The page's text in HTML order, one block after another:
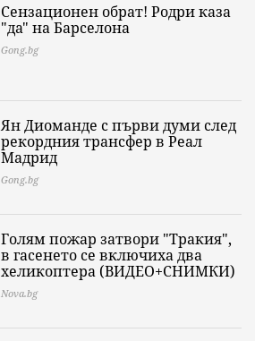
Сензационен обрат! Родри каза
"да" на Барселона
Gong.bg
Ян Диоманде с първи думи след
рекордния трансфер в Реал
Мадрид
Gong.bg
Голям пожар затвори "Тракия",
в гасенето се включиха два
хеликоптера (ВИДЕО+СНИМКИ)
Nova.bg